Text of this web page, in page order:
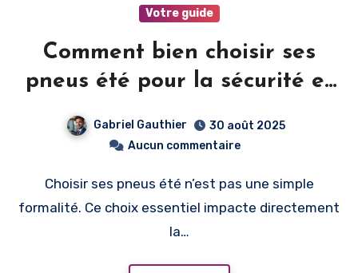
Votre guide
Comment bien choisir ses
pneus été pour la sécurité et
Gabriel Gauthier
30 août 2025
Aucun commentaire
Choisir ses pneus été n’est pas une simple
formalité. Ce choix essentiel impacte directement
la…